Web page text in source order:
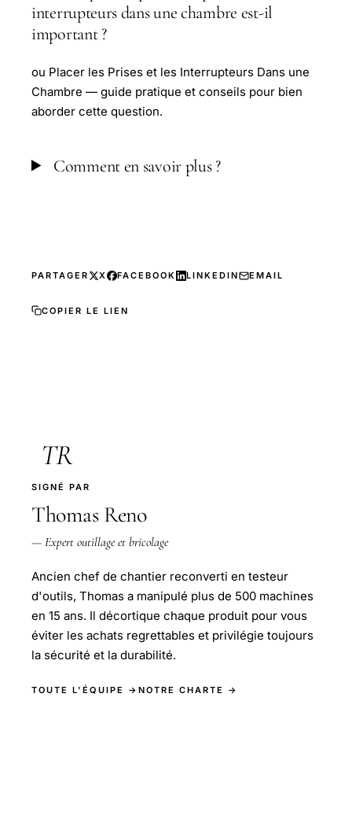
interrupteurs dans une chambre est-il
important ?
ou Placer les Prises et les Interrupteurs Dans une
Chambre — guide pratique et conseils pour bien
aborder cette question.
Comment en savoir plus ?
PARTAGER X FACEBOOK LINKEDIN EMAIL
COPIER LE LIEN
TR
SIGNÉ PAR
Thomas Reno
— Expert outillage et bricolage
Ancien chef de chantier reconverti en testeur
d'outils, Thomas a manipulé plus de 500 machines
en 15 ans. Il décortique chaque produit pour vous
éviter les achats regrettables et privilégie toujours
la sécurité et la durabilité.
TOUTE L'ÉQUIPE → NOTRE CHARTE →